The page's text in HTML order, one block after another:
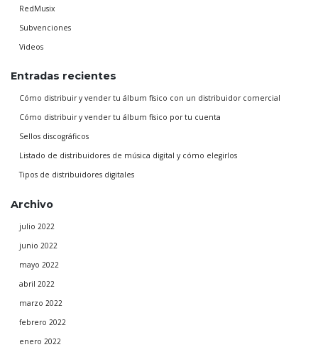
RedMusix
Subvenciones
Videos
Entradas recientes
Cómo distribuir y vender tu álbum físico con un distribuidor comercial
Cómo distribuir y vender tu álbum físico por tu cuenta
Sellos discográficos
Listado de distribuidores de música digital y cómo elegirlos
Tipos de distribuidores digitales
Archivo
julio 2022
junio 2022
mayo 2022
abril 2022
marzo 2022
febrero 2022
enero 2022